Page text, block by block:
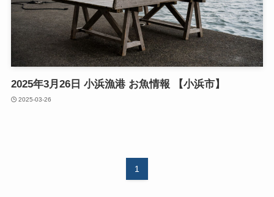
2025年3月26日 小浜漁港 お魚情報 【小浜市】
2025-03-26
1